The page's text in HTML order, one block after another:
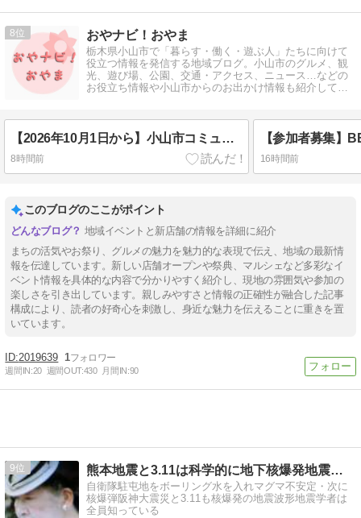
8 おやナビ！おやま
栃木県小山市で「暮らす・働く・遊ぶ人」たちに向けて
役立つ情報を発信する地域ブログ。小山市のグルメ、観
光、遊び場、公園、交通・アクセス、ニュース…などの
お役立ち情報や小山市からのお出かけ情報も紹介してま
【2026年10月1日から】小山市コミュニティバス「おーバス」が運賃改定へ！路線バスは200円から300円に
8時間前 16時間前
このブログのここがポイント
地域イベントと新店舗の情報を詳細に紹介
まちの活気やお祭り、グルメの魅力を魅力的な表現で伝え、地域の最新情
報を伝達しています。新しい店舗オープンや祭典、マルシェなど多彩なイ
ベント情報を具体的な内容で分かりやすく紹介し、現地の雰囲気や参加の
楽しさを引き出しています。親しみやすさと情報の正確性が融合した記事
構成により、読者の好奇心を刺激し、身近な魅力を伝えることに重きを置
いています。
2019639 1
週間IN:20 週間OUT:430 月間IN:90
9 熊本地震と3.11は科学的に地下核爆発地震 黒幕天皇
自衛隊駐屯地をボーリング水を入れマグマ不安定・次に
核爆弾阪神大震災と3.11も核爆発の地震波形地震学者は
全員知っている